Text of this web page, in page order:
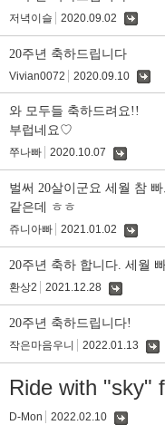
저녁이슬 2020.09.02
20주년 축하드립니다
Vivian0072 2020.09.10
와 모두들 축하드려요!!
부럽네요♡
쭈나빠 2020.10.07
벌써 20살이군요 세월 참
같은데 ㅎㅎ
쥬니아빠 2021.01.02
20주년 축하 합니다. 세월
환상2 2021.12.28
20주년 축하드립니다!
작은마음우니 2022.01.13
Ride with "sky"
D-Mon 2022.02.10